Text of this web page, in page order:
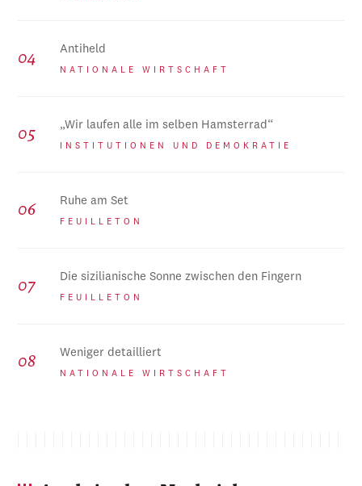
Antiheld
NATIONALE WIRTSCHAFT
„Wir laufen alle im selben Hamsterrad“
INSTITUTIONEN UND DEMOKRATIE
Ruhe am Set
FEUILLETON
Die sizilianische Sonne zwischen den Fingern
FEUILLETON
Weniger detailliert
NATIONALE WIRTSCHAFT